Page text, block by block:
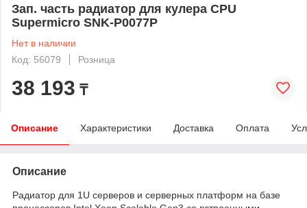
Зап. часть радиатор для кулера CPU
Supermicro SNK-P0077P
Нет в наличии
Код: 56079
Розница
38 193 ₸
Описание Характеристики Доставка Оплата
Описание
Радиатор для 1U серверов и серверных платформ на базе